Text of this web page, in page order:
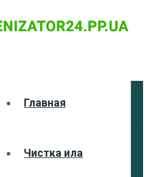
Главная
Чистка ила